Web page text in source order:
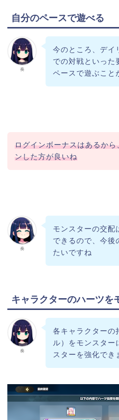
自分のペースで遊べる
奏
今のところ、デイ
での対戦といった
ペースで遊ぶこと
ログインボーナスはあるから
ンした方が良いね
奏
モンスターの交配
できるので、今後
たいですね
キャラクターのハーツを
奏
各キャラクターの
ル）をモンスター
スターを強化でき